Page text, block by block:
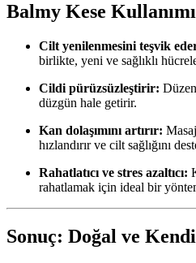
Balmy Kese
Cilt yenilenmesini teşvik
birlikte, yeni ve sağlıklı
Cildi pürüzsüzleştirir:
düzgün hale getirir.
Kan dolaşımını artırır:
hızlandırır ve cilt sağlığını
Rahatlatıcı ve stres azaltıcı:
rahatlamak için ideal bir
Sonuç: Doğal ve